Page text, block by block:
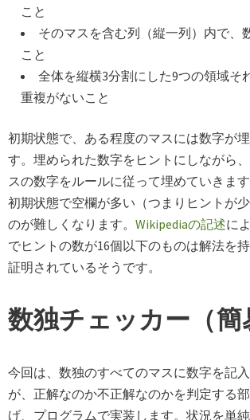
こと
そのマスを含む列（縦一列）内で、
こと
全体を縦横3分割にした9つの領域そ
重複がないこと
初期状態で、ある程度のマスには数字が
す。埋められた数字をヒントにしながら
スの数字をルールに従って埋めていきます
初期状態で空欄が多い（つまりヒントが
のが難しくなります。 Wikipediaの記述に
でヒントの数が16個以下のものは解法を
証明されているそうです。
数独チェッカー（簡
今回は、数独のすべてのマスに数字を記
が、正解なのか不正解なのかを判定する
げ、プログラムで実装します。状況を単純